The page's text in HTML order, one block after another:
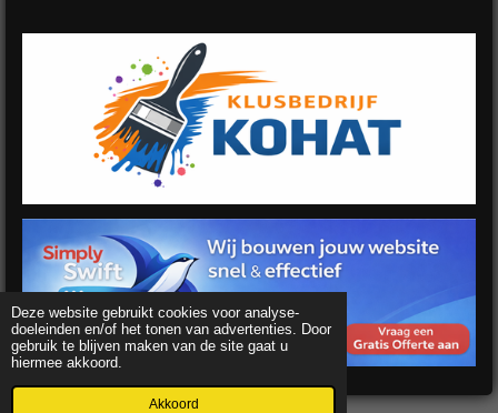
Deze website gebruikt cookies voor analyse-
doeleinden en/of het tonen van advertenties. Door
gebruik te blijven maken van de site gaat u
hiermee akkoord.
Akkoord